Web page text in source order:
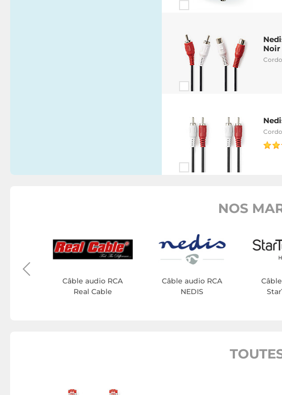
Noir
NOS
RCA
Câble audio RCA
Real Cable
Câble audio RCA
NEDIS